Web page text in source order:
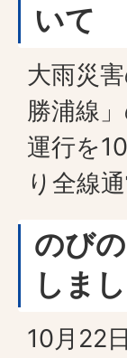
いて
大雨災
勝浦線
運行を
り全線
のび
しま
10月22